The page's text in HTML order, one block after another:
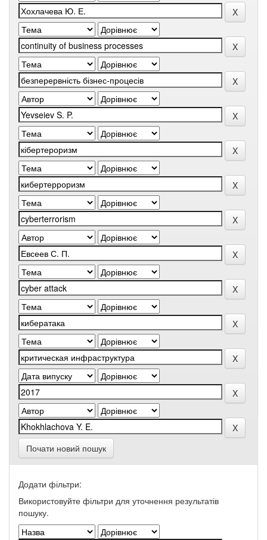
Почати новий пошук
Додати фільтри:
Використовуйте фільтри для уточнення результатів
пошуку.